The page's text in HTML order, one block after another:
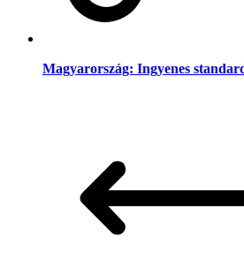
Magyarország: Ingyenes